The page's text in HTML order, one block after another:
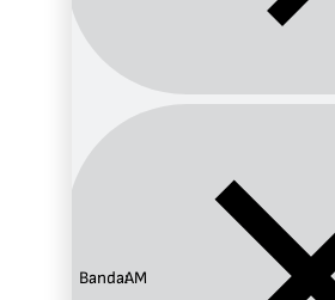
Género:Mexicana
Banda:AM